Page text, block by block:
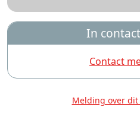
In
Contact
Melding over